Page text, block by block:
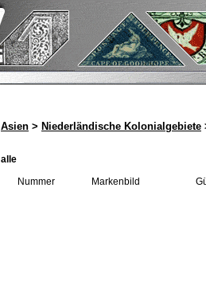
Asien > Niederländische Kolonialgebiete
alle
Nummer Markenbild